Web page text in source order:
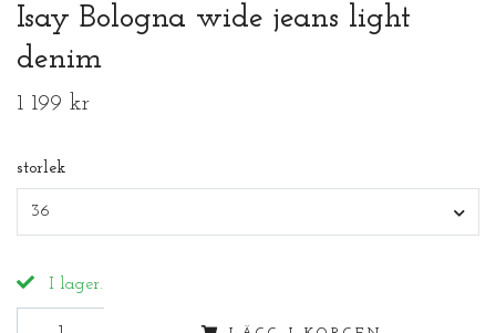
Isay Bologna wide jeans light
denim
1 199 kr
storlek
36
I lager.